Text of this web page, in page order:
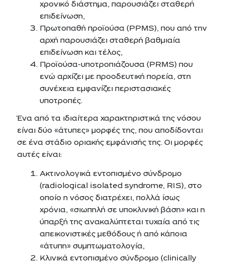
χρονικό διάστημα, παρουσιάζει σταθερή
επιδείνωση,
Πρωτοπαθή προϊούσα (PPMS), που από την
αρχή παρουσιάζει σταθερή βαθμιαία
επιδείνωση και τέλος,
Προϊούσα-υποτροπιάζουσα (PRMS) που
ενώ αρχίζει με προοδευτική πορεία, στη
συνέχεια εμφανίζει περιστασιακές
υποτροπές.
Ένα από τα ιδιαίτερα χαρακτηριστικά της νόσου
είναι δύο «άτυπες» μορφές της, που αποδίδονται
σε ένα στάδιο οριακής εμφάνισής της. Οι μορφές
αυτές είναι:
Ακτινολογικά εντοπισμένο σύνδρομο
(radiological isolated syndrome, RIS), στο
οποίο η νόσος διατρέχει, πολλά ίσως
χρόνια, «σιωπηλή σε υποκλινική βάση» και η
ύπαρξή της ανακαλύπτεται τυχαία από τις
απεικονιστικές μεθόδους ή από κάποια
«άτυπη» συμπτωματολογία,
Κλινικά εντοπισμένο σύνδρομο (clinically